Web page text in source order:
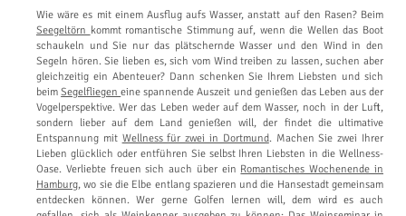
Wie wäre es mit einem Ausflug aufs Wasser, anstatt auf den Rasen? Beim
Seegeltörn kommt romantische Stimmung auf, wenn die Wellen das Boot
schaukeln und Sie nur das plätschernde Wasser und den Wind in den
Segeln hören. Sie lieben es, sich vom Wind treiben zu lassen, suchen aber
gleichzeitig ein Abenteuer? Dann schenken Sie Ihrem Liebsten und sich
beimSegelfliegeneine spannende Auszeit und genießen das Leben aus der
Vogelperspektive. Wer das Leben weder auf dem Wasser, noch in der Luft,
sondern lieber auf dem Land genießen will, der findet die ultimative
Entspannung mit Wellness für zwei in Dortmund. Machen Sie zwei Ihrer
Lieben glücklich oder entführen Sie selbst Ihren Liebsten in die Wellness-
Oase. Verliebte freuen sich auch über ein Romantisches Wochenende in
Hamburg, wo sie die Elbe entlang spazieren und die Hansestadt gemeinsam
entdecken können. Wer gerne Golfen lernen will, dem wird es auch